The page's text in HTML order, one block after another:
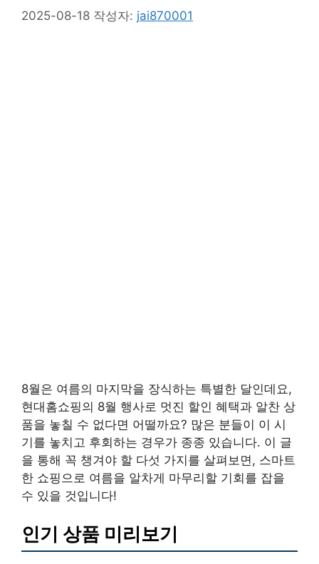
2025-08-18 작성자: jai870001
8월은 여름의 마지막을 장식하는 특별한 달인데요,
현대홈쇼핑의 8월 행사로 멋진 할인 혜택과 알찬 상
품을 놓칠 수 없다면 어떨까요? 많은 분들이 이 시
기를 놓치고 후회하는 경우가 종종 있습니다. 이 글
을 통해 꼭 챙겨야 할 다섯 가지를 살펴보면, 스마트
한 쇼핑으로 여름을 알차게 마무리할 기회를 잡을
수 있을 것입니다!
인기 상품 미리보기